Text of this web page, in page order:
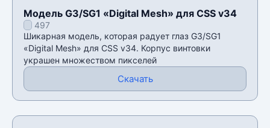
Модель G3/SG1 «Digital Mesh» для CSS v34
497
Шикарная модель, которая радует глаз G3/SG1
«Digital Mesh» для CSS v34. Корпус винтовки
украшен множеством пикселей
Скачать